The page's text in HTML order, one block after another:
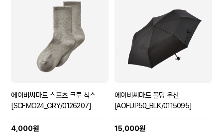
에이비씨마트 스포츠 크루 삭스
[SCFMO24_GRY/0126207]
4,000원
에이비씨마트 폴딩 우산
[AOFUP50_BLK/0115095]
15,000원